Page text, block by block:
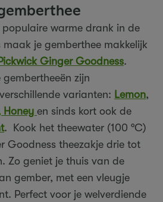
populaire warme drank in de
je gemberthee makkelijk
Ginger Goodness.
gembertheeën zijn
varianten: Lemon,
Honey en sinds kort ook de
. Kook het theewater (100 °C)
Goodness theezakje drie tot
Zo geniet je thuis van de
gember, met een vleugje
Perfect voor je welverdiende